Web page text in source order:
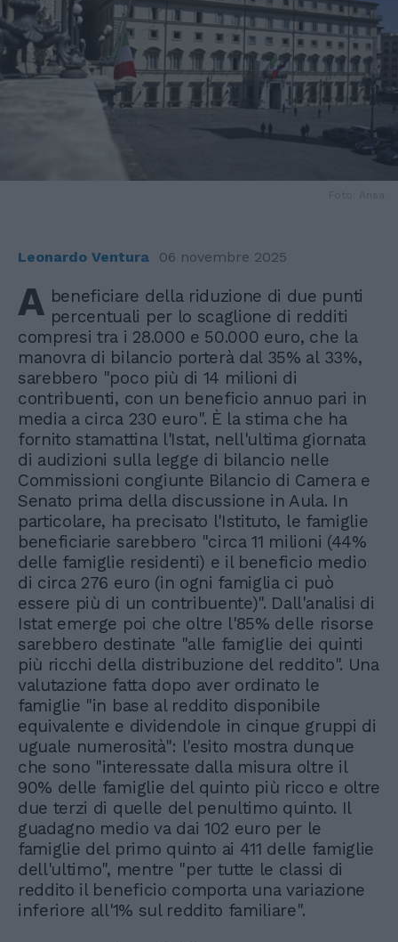
Leonardo Ventura 06 novembre 2025
A beneficiare della riduzione di due punti
percentuali per lo scaglione di redditi
compresi tra i 28.000 e 50.000 euro, che la
manovra di bilancio porterà dal 35% al 33%,
sarebbero "poco più di 14 milioni di
contribuenti, con un beneficio annuo pari in
media a circa 230 euro". È la stima che ha
fornito stamattina l'Istat, nell'ultima giornata
di audizioni sulla legge di bilancio nelle
Commissioni congiunte Bilancio di Camera e
Senato prima della discussione in Aula. In
particolare, ha precisato l'Istituto, le famiglie
beneficiarie sarebbero "circa 11 milioni (44%
delle famiglie residenti) e il beneficio medio
di circa 276 euro (in ogni famiglia ci può
essere più di un contribuente)". Dall'analisi di
Istat emerge poi che oltre l'85% delle risorse
sarebbero destinate "alle famiglie dei quinti
più ricchi della distribuzione del reddito". Una
valutazione fatta dopo aver ordinato le
famiglie "in base al reddito disponibile
equivalente e dividendole in cinque gruppi di
uguale numerosità": l'esito mostra dunque
che sono "interessate dalla misura oltre il
90% delle famiglie del quinto più ricco e oltre
due terzi di quelle del penultimo quinto. Il
guadagno medio va dai 102 euro per le
famiglie del primo quinto ai 411 delle famiglie
dell'ultimo", mentre "per tutte le classi di
reddito il beneficio comporta una variazione
inferiore all'1% sul reddito familiare".